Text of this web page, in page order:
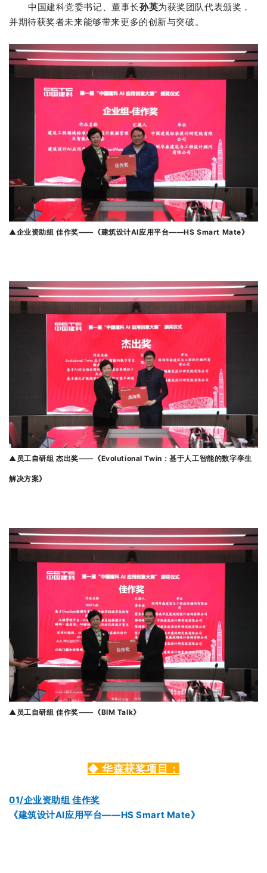
中国建科党委书记、董事长孙英为获奖团队代表颁奖，
并期待获奖者未来能够带来更多的创新与突破。
▲企业资助组 佳作奖——《建筑设计AI应用平台——HS Smart Mate》
▲ 员工自研组 杰出奖——《Evolutional Twin：基于人工智能的数字孪生
解决方案》
▲ 员工自研组 佳作奖——《BIM Talk》
◆ 华森获奖项目：
01/企业资助组 佳作奖
《建筑设计AI应用平台——HS Smart Mate》